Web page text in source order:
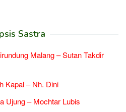
Sastra
Malang – Sutan Takdir
Kapal – Nh. Dini
Ujung – Mochtar Lubis